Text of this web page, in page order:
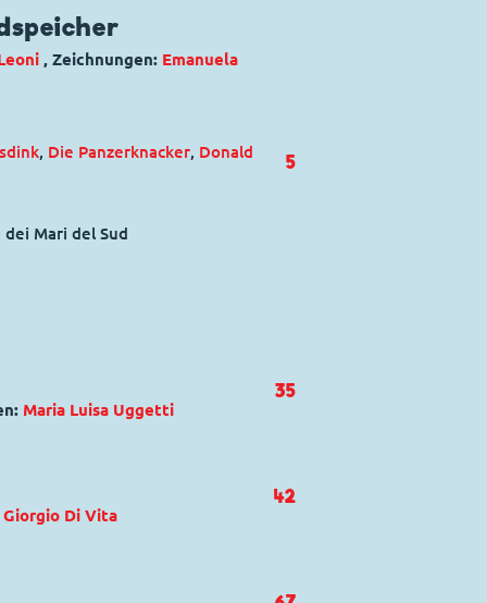
, Zeichnungen: Emanuela
, Die Panzerknacker, Donald
Mari del Sud
5
Maria Luisa Uggetti
35
Giorgio Di Vita
42